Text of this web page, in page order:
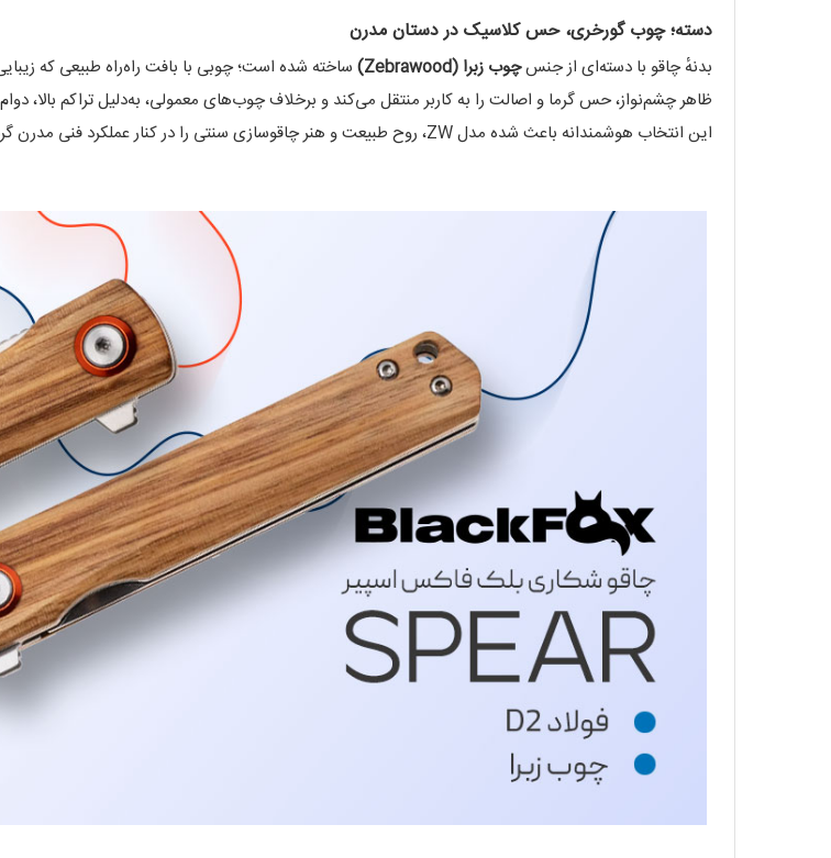
دسته؛ چوب گورخری، حس کلاسیک در دستان مدرن
بدنهٔ چاقو با دسته‌ای از جنسچوب زبرا (Zebrawood)
ساخته شده است؛ چوبی با بافت راه‌راه طبیعی که
ظاهر چشم‌نواز، حس گرما و اصالت را به کاربر منتقل می‌کند و برخلاف چوب‌های معمولی، به‌دلیل تراکم بالا،
این انتخاب هوشمندانه باعث شده مدل ZW، روح طبیعت و هنر چاقوسازی سنتی را در کنار عملکرد فنی مدرن گرد هم آورد.